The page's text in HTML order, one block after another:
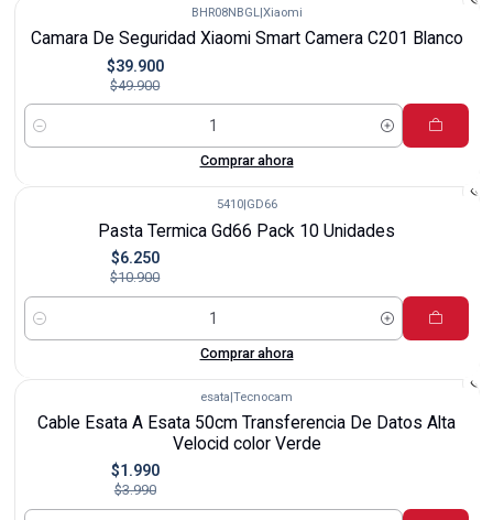
BHR08NBGL|Xiaomi
Camara De Seguridad Xiaomi Smart Camera C201 Blanco
$39.900
$49.900
Cantidad
Comprar ahora
5410| GD66
Pasta Termica Gd66 Pack 10 Unidades
$6.250
$10.900
Cantidad
Comprar ahora
esata|Tecnocam
Cable Esata A Esata 50cm Transferencia De Datos Alta
Velocid color Verde
$1.990
$3.990